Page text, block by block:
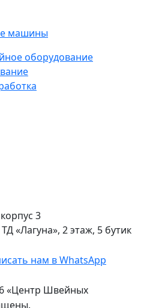
машины
оборудование
3
«Лагуна», 2 этаж, 5 бутик
«Центр Швейных